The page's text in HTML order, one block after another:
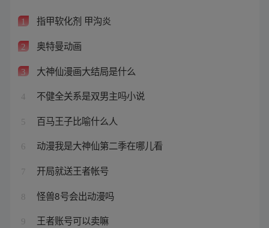
1 指甲软化剂 甲沟炎
2 奥特曼动画
3 大神仙漫画大结局是什么
4 不健全关系是双男主吗小说
5 百马王子比喻什么人
6 动漫我是大神仙第二季在哪儿看
7 开局就送王者帐号
8 怪兽8号会出动漫吗
9 王者账号可以卖嘛